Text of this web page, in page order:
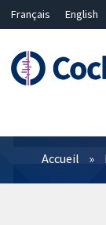
Français English
Filtres
Accueil